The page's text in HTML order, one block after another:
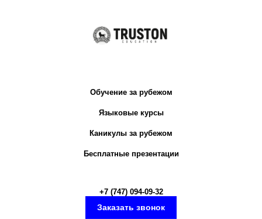
Обучение за рубежом
Языковые курсы
Каникулы за рубежом
Бесплатные презентации
+7 (747) 094-09-32
Заказать звонок